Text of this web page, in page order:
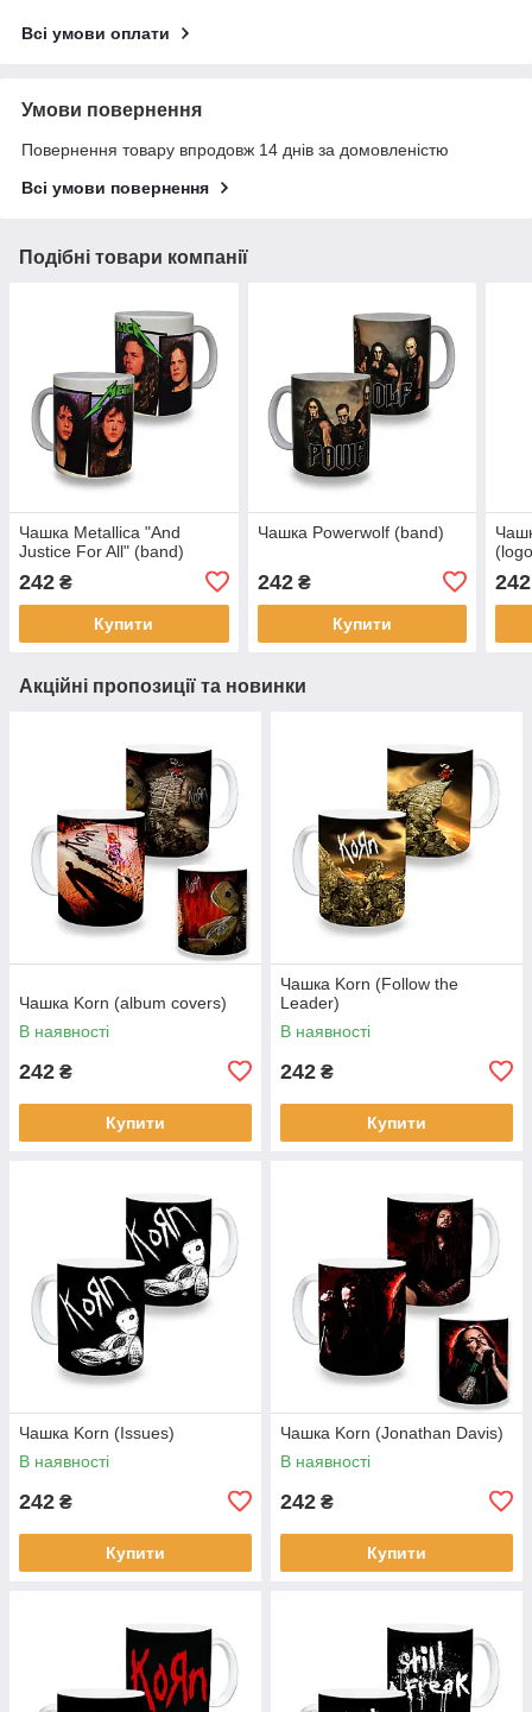
Всі умови оплати
Умови повернення
Повернення товару впродовж 14 днів за домовленістю
Всі умови повернення
Подібні товари компанії
Чашка Metallica "And
Justice For All" (band)
242 ₴
Купити
Чашка Powerwolf (band)
242₴
Купити
242
Акційні пропозиції та новинки
Чашка Korn (album covers)
В наявності
242 ₴
Купити
Чашка Korn (Follow the
Leader)
В наявності
242 ₴
Купити
Чашка Korn (Issues)
В наявності
242 ₴
Купити
Чашка Korn (Jonathan Davis)
В наявності
242 ₴
Купити